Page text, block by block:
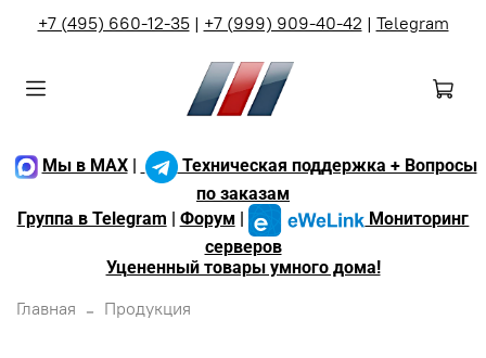
+7 (495) 660-12-35| +7 (999) 909-40-42 | Telegram
Мы в MAX|
Техническая поддержка + Вопросы
по заказам
Группа в Telegram
Форум
Мониторинг
серверов
Уцененный товары умного дома!
Главная Продукция